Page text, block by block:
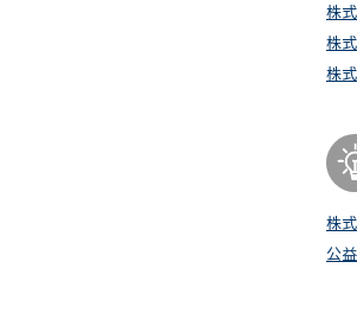
株
株
株
株
公